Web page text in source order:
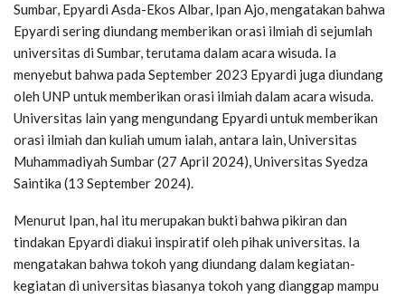
Sumbar, Epyardi Asda-Ekos Albar, Ipan Ajo, mengatakan bahwa
Epyardi sering diundang memberikan orasi ilmiah di sejumlah
universitas di Sumbar, terutama dalam acara wisuda. Ia
menyebut bahwa pada September 2023 Epyardi juga diundang
oleh UNP untuk memberikan orasi ilmiah dalam acara wisuda.
Universitas lain yang mengundang Epyardi untuk memberikan
orasi ilmiah dan kuliah umum ialah, antara lain, Universitas
Muhammadiyah Sumbar (27 April 2024), Universitas Syedza
Saintika (13 September 2024).
Menurut Ipan, hal itu merupakan bukti bahwa pikiran dan
tindakan Epyardi diakui inspiratif oleh pihak universitas. Ia
mengatakan bahwa tokoh yang diundang dalam kegiatan-
kegiatan di universitas biasanya tokoh yang dianggap mampu